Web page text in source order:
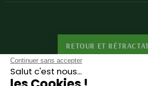
Continuer sans accepter
Salut c'est nous...
RETOUR ET